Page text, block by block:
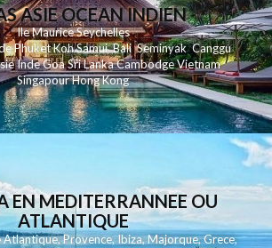
ASIE OCEAN INDIEN
Ile MauriceSeychelles
PhuketKohSamui Bali SeminyakCanggu
IndeGoaSri LankaCambodgeVietnam
SingapourHong Kong
EN MEDITERRANNEE OU
ATLANTIQUE
Atlantique,Provence,Ibiza,Majorque,Grece,